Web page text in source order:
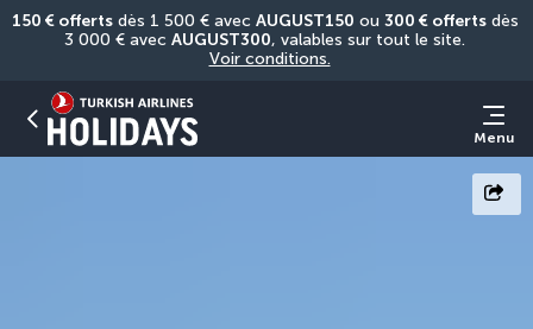
150 € offerts dès 1 500 € avec AUGUST150 ou 300 € offerts dès
3 000 € avec AUGUST300
Voir conditions.
Menu